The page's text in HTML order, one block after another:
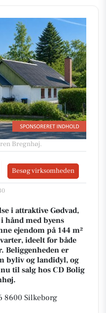
Bregnhøj.
Besøg virksomheden
i attraktive Gødvad,
hånd med byens
ejendom på 144 m²
ideelt for både
Beliggenheden er
byliv og landidyl, og
til salg hos CD Bolig
8600 Silkeborg